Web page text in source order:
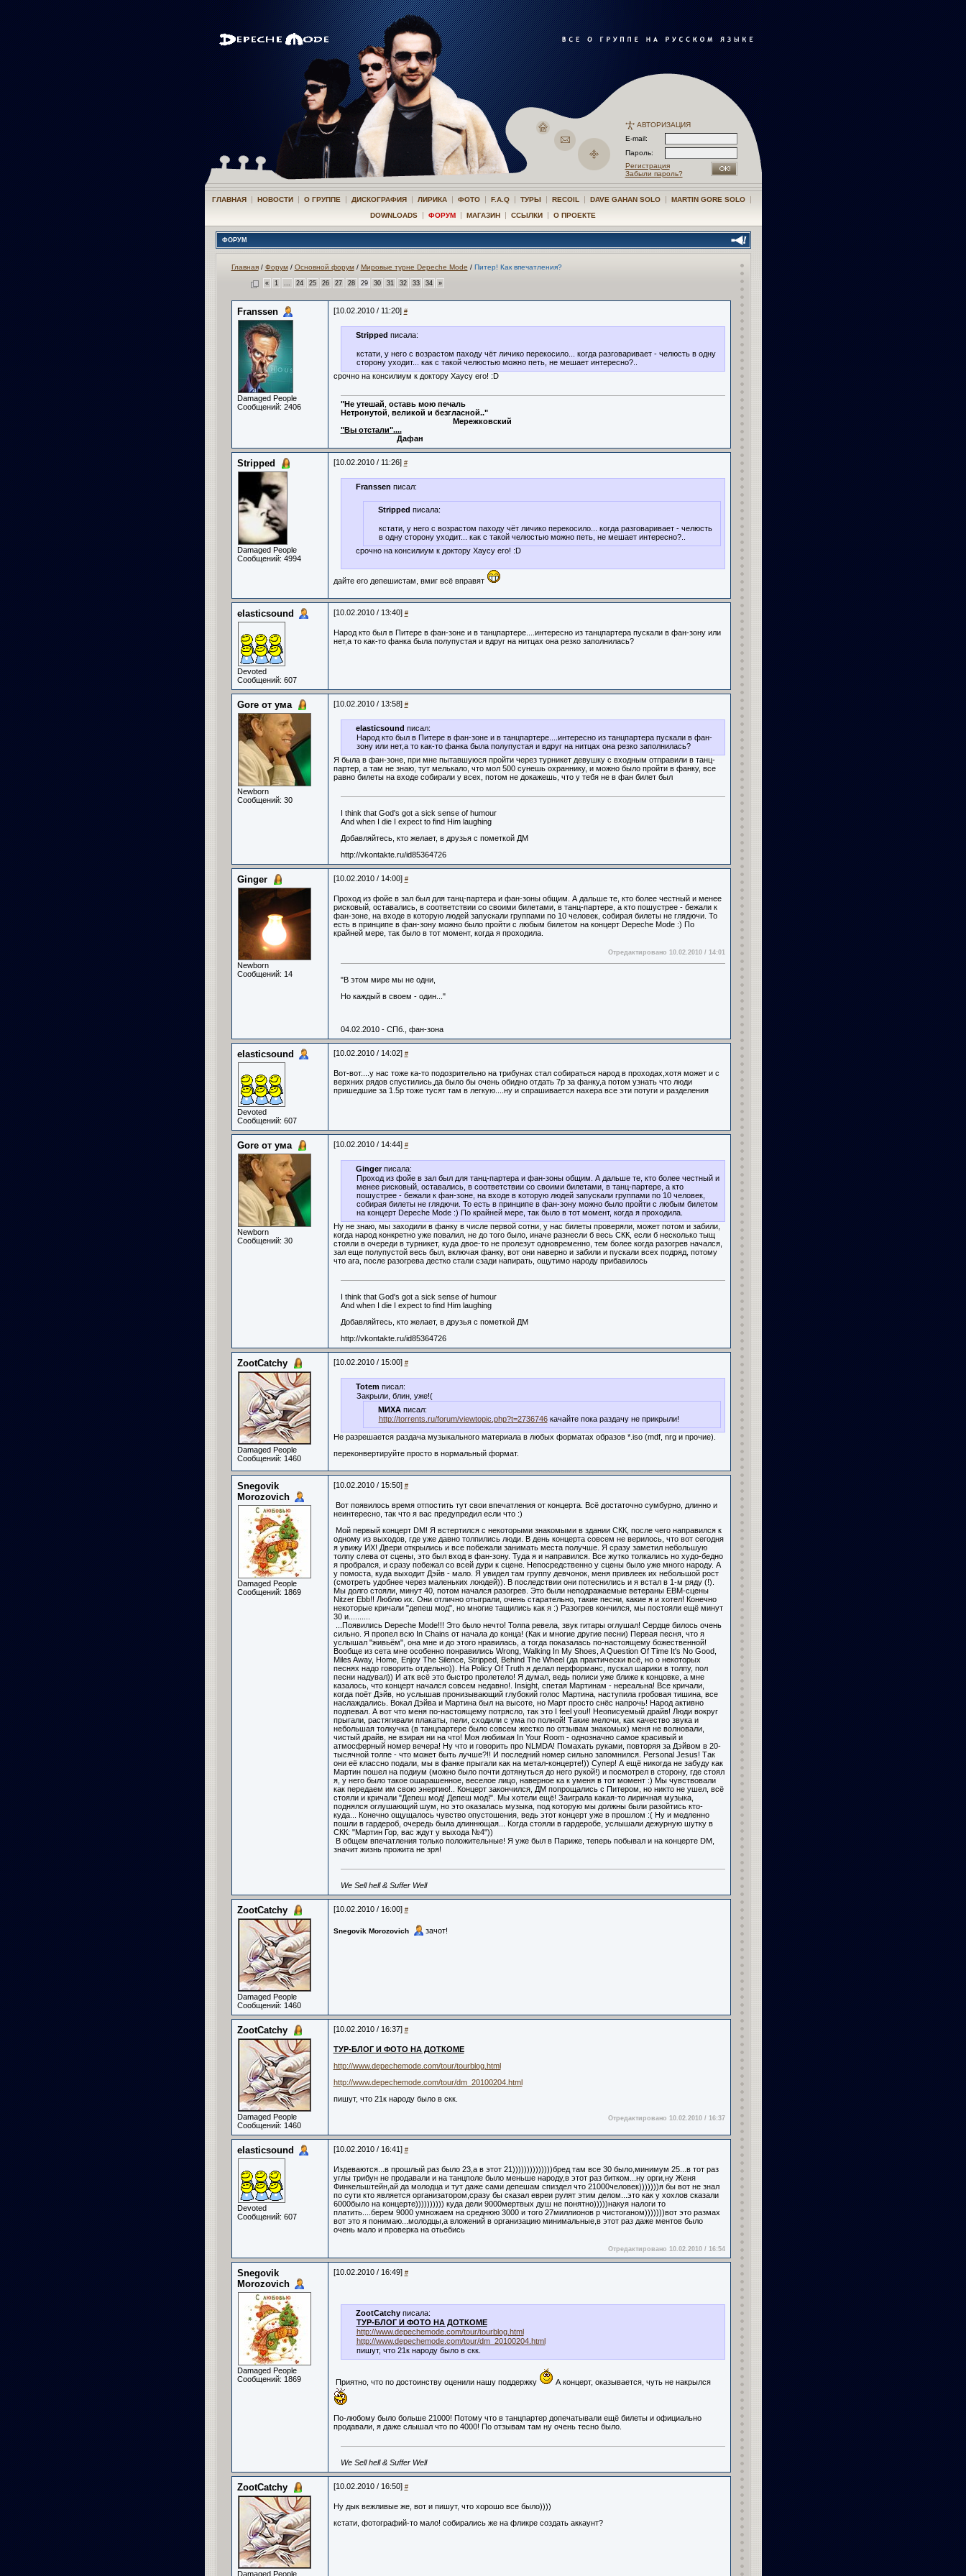
АВТОРИЗАЦИЯ
E-mail:
Пароль:
Регистрация
Забыли пароль?
ГЛАВНАЯ | НОВОСТИ | О ГРУППЕ | ДИСКОГРАФИЯ | ЛИРИКА | ФОТО | F.A.Q | ТУРЫ | RECOIL | DAVE GAHAN SOLO | MARTIN GORE SOLO |
DOWNLOADS | ФОРУМ | МАГАЗИН | ССЫЛКИ | О ПРОЕКТЕ
ФОРУМ
Главная/ Форум/ Основной форум/ Мировые турне Depeche Mode / Питер! Как впечатления?
« 1 ... 24 25 26 27 28 29 30 31 32 33 34 »
Franssen
Damaged People
Сообщений: 2406
[10.02.2010 / 11:20] #
Stripped писала:
кстати, у него с возрастом паходу чёт личико перекосило... когда разговаривает - челюсть в одну
сторону уходит... как с такой челюстью можно петь, не мешает интересно?..
срочно на консилиум к доктору Хаусу его! :D
"Не утешай оставь мою печаль
Нетронутой великой и безгласной.."
Мережковский
"Вы отстали"....
Дафан
Stripped
Damaged People
Сообщений: 4994
[10.02.2010 / 11:26] #
Franssen писал:
Stripped писала:
кстати, у него с возрастом паходу чёт личико перекосило... когда разговаривает - челюсть
в одну сторону уходит... как с такой челюстью можно петь, не мешает интересно?..
срочно на консилиум к доктору Хаусу его! :D
дайте его депешистам, вмиг всё вправят
elasticsound
Devoted
Сообщений: 607
[10.02.2010 / 13:40] #
Народ кто был в Питере в фан-зоне и в танцпартере....интересно из танцпартера пускали в фан-зону или
нет,а то как-то фанка была полупустая и вдруг на нитцах она резко заполнилась?
Gore от ума
Newborn
Сообщений: 30
[10.02.2010 / 13:58] #
elasticsound писал:
Народ кто был в Питере в фан-зоне и в танцпартере....интересно из танцпартера пускали в фан-
зону или нет,а то как-то фанка была полупустая и вдруг на нитцах она резко заполнилась?
Я была в фан-зоне, при мне пытавшуюся пройти через турникет девушку с входным отправили в танц-
партер, а там не знаю, тут мелькало, что мол 500 сунешь охраннику, и можно было пройти в фанку, все
равно билеты на входе собирали у всех, потом не докажешь, что у тебя не в фан билет был
I think that God's got a sick sense of humour
And when I die I expect to find Him laughing
Добавляйтесь, кто желает, в друзья с пометкой ДМ
http://vkontakte.ru/id85364726
Ginger
Newborn
Сообщений: 14
[10.02.2010 / 14:00] #
Проход из фойе в зал был для танц-партера и фан-зоны общим. А дальше те, кто более честный и менее
рисковый, оставались, в соответствии со своими билетами, в танц-партере, а кто пошустрее - бежали к
фан-зоне, на входе в которую людей запускали группами по 10 человек, собирая билеты не глядючи. То
есть в принципе в фан-зону можно было пройти с любым билетом на концерт Depeche Mode :) По
крайней мере, так было в тот момент, когда я проходила.
Отредактировано 10.02.2010 / 14:01
"В этом мире мы не одни,
Но каждый в своем - один..."
04.02.2010 - СПб., фан-зона
elasticsound
Devoted
Сообщений: 607
[10.02.2010 / 14:02] #
Вот-вот....у нас тоже ка-то подозрительно на трибунах стал собираться народ в проходах,хотя может и с
верхних рядов спустились,да было бы очень обидно отдать 7р за фанку,а потом узнать что люди
пришедшие за 1.5р тоже тусят там в легкую....ну и спрашивается нахера все эти потуги и разделения
Gore от ума
Newborn
Сообщений: 30
[10.02.2010 / 14:44] #
Gingerписала:
Проход из фойе в зал был для танц-партера и фан-зоны общим. А дальше те, кто более честный и
менее рисковый, оставались, в соответствии со своими билетами, в танц-партере, а кто
пошустрее - бежали к фан-зоне, на входе в которую людей запускали группами по 10 человек,
собирая билеты не глядючи. То есть в принципе в фан-зону можно было пройти с любым билетом
на концерт Depeche Mode :) По крайней мере, так было в тот момент, когда я проходила.
Ну не знаю, мы заходили в фанку в числе первой сотни, у нас билеты проверяли, может потом и забили,
когда народ конкретно уже повалил, не до того было, иначе разнесли б весь СКК, если б несколько тыщ
стояли в очереди в турникет, куда двое-то не пролезут одновременно, тем более когда разогрев начался,
зал еще полупустой весь был, включая фанку, вот они наверно и забили и пускали всех подряд, потому
что ага, после разогрева дестко стали сзади напирать, ощутимо народу прибавилось
I think that God's got a sick sense of humour
And when I die I expect to find Him laughing
Добавляйтесь, кто желает, в друзья с пометкой ДМ
http://vkontakte.ru/id85364726
ZootCatchy
Damaged People
Сообщений: 1460
[10.02.2010 / 15:00] #
Totemписал:
Закрыли, блин, уже!(
МИХАписал:
http://torrents.ru/forum/viewtopic.php?t=2736746качайте пока раздачу не прикрыли!
Не разрешается раздача музыкального материала в любых форматах образов *.iso (mdf, nrg и прочие).
переконвертируйте просто в нормальный формат.
Snegovik
Morozovich
Damaged People
Сообщений: 1869
[10.02.2010 / 15:50] #
Вот появилось время отпостить тут свои впечатления от концерта. Всё достаточно сумбурно, длинно и
неинтересно, так что я вас предупредил если что :)
Мой первый концерт DM! Я встертился с некоторыми знакомыми в здании СКК, после чего направился к
одному из выходов, где уже давно толпились люди. В день концерта совсем не верилось, что вот сегодня
я увижу ИХ! Двери открылись и все побежали занимать места получше. Я сразу заметил небольшую
толпу слева от сцены, это был вход в фан-зону. Туда я и направился. Все жутко толкались но худо-бедно
я пробрался, и сразу побежал со всей дури к сцене. Непосредственно у сцены было уже много народу. А
у помоста, куда выходит Дэйв - мало. Я увидел там группу девчонок, меня привлеек их небольшой рост
(смотреть удобнее через маленьких лоюдей)). В последствии они потеснились и я встал в 1-м ряду (!).
Мы долго стояли, минут 40, потом начался разогрев. Это были неподражаемые ветераны EBM-сцены
Nitzer Ebb!! Люблю их. Они отлично отыграли, очень старательно, такие песни, какие я и хотел! Конечно
некоторые кричали "депеш мод", но многие тащились как я :) Разогрев кончился, мы постояли ещё минут
30 и..........
...Появились Depeche Mode!!! Это было нечто! Толпа ревела, звук гитары оглушал! Сердце билось очень
сильно. Я пропел всю In Chains от начала до конца! (Как и многие другие песни) Первая песня, что я
услышал "живьём", она мне и до этого нравилась, а тогда показалась по-настоящему божественной!
Вообще из сета мне особенно понравились Wrong, Walking In My Shoes, A Question Of Time It's No Good,
Miles Away, Home, Enjoy The Silence, Stripped, Behind The Wheel (да практически всё, но о некоторых
песнях надо говорить отдельно)). На Policy Of Truth я делал перформанс, пускал шарики в толпу, пол
песни надувал)) И атк всё это быстро пролетело! Я думал, ведь полиси уже ближе к концовке, а мне
казалось, что концерт начался совсем недавно!. Insight, спетая Мартинам - нереальна! Все кричали,
когда поёт Дэйв, но услышав пронизывающий глубокий голос Мартина, наступила гробовая тишина, все
наслаждались. Вокал Дэйва и Мартина был на высоте, но Март просто снёс напрочь! Народ активно
подпевал. А вот что меня по-настоящему потрясло, так это I feel you!! Неописуемый драйв! Люди вокруг
прыгали, растягивали плакаты, пели, сходили с ума по полной! Такие мелочи, как качество звука и
небольшая толкучка (в танцпартере было совсем жестко по отзывам знакомых) меня не волновали,
чистый драйв, не взирая ни на что! Моя любимая In Your Room - однозначно самое красивый и
атмосферный номер вечера! Ну что и говорить про NLMDA! Помахать руками, повторяя за Дэйвом в 20-
тысячной толпе - что может быть лучше?!! И последний номер сильно запомнился. Personal Jesus! Так
они её классно подали, мы в фанке прыгали как на метал-концерте!)) Супер! А ещё никогда не забуду как
Мартин пошел на подиум (можно было почти дотянуться до него рукой!) и посмотрел в сторону, где стоял
я, у него было такое ошарашенное, веселое лицо, наверное ка к уменя в тот момент :) Мы чувствовали
как передаем им свою энергию!.. Концерт закончился, ДМ попрощались с Питером, но никто не ушел, всё
стояли и кричали "Депеш мод! Депеш мод!". Мы хотели ещё! Заиграла какая-то лиричная музыка,
поднялся оглушающий шум, но это оказалась музыка, под которую мы должны были разойтись кто-
куда... Конечно ощущалось чувство опустошения, ведь этот концерт уже в прошлом :( Ну и медленно
пошли в гардероб, очередь была длиннющая... Когда стояли в гардеробе, услышали дежурную шутку в
СКК: "Мартин Гор, вас ждут у выхода №4"))
В общем впечатления только положительные! Я уже был в Париже, теперь побывал и на концерте DM,
значит жизнь прожита не зря!
We Sell hell & Suffer Well
ZootCatchy
Damaged People
Сообщений: 1460
[10.02.2010 / 16:00] #
Snegovik Morozovich зачот!
ZootCatchy
Damaged People
Сообщений: 1460
[10.02.2010 / 16:37] #
ТУР-БЛОГ И ФОТО НА ДОТКОМЕ
http://www.depechemode.com/tour/tourblog.html
http://www.depechemode.com/tour/dm_20100204.html
пишут, что 21к народу было в скк.
Отредактировано 10.02.2010 / 16:37
elasticsound
Devoted
Сообщений: 607
[10.02.2010 / 16:41] #
Издеваются...в прошлый раз было 23,а в этот 21))))))))))))))бред там все 30 было,минимум 25...в тот раз
углы трибун не продавали и на танцполе было меньше народу,в этот раз битком...ну орги,ну Женя
Финкельштейн,ай да молодца и тут даже сами депешам спиздел что 21000человек)))))))я бы вот не знал
по сути кто является организатором,сразу бы сказал евреи рулят этим делом...это как у хохлов сказали
6000было на концерте)))))))))) куда дели 9000мертвых душ не понятно)))))накуя налоги то
платить....берем 9000 умножаем на среднюю 3000 и того 27миллионов р чистоганом)))))))вот это размах
вот это я понимаю...молодцы,а вложений в организацию минимальные,в этот раз даже ментов было
очень мало и проверка на отьебись
Отредактировано 10.02.2010 / 16:54
Snegovik
Morozovich
Damaged People
Сообщений: 1869
[10.02.2010 / 16:49] #
ZootCatchyписала:
ТУР-БЛОГ И ФОТО НА ДОТКОМЕ
http://www.depechemode.com/tour/tourblog.html
http://www.depechemode.com/tour/dm_20100204.html
пишут, что 21к народу было в скк.
Приятно, что по достоинству оценили нашу поддержку А концерт, оказывается, чуть не накрылся
По-любому было больше 21000! Потому что в танцпартер допечатывали ещё билеты и официально
продавали, я даже слышал что по 4000! По отзывам там ну очень тесно было.
We Sell hell & Suffer Well
ZootCatchy
Damaged People
[10.02.2010 / 16:50] #
Ну дык вежливые же, вот и пишут, что хорошо все было))))
кстати, фотографий-то мало! собирались же на фликре создать аккаунт?